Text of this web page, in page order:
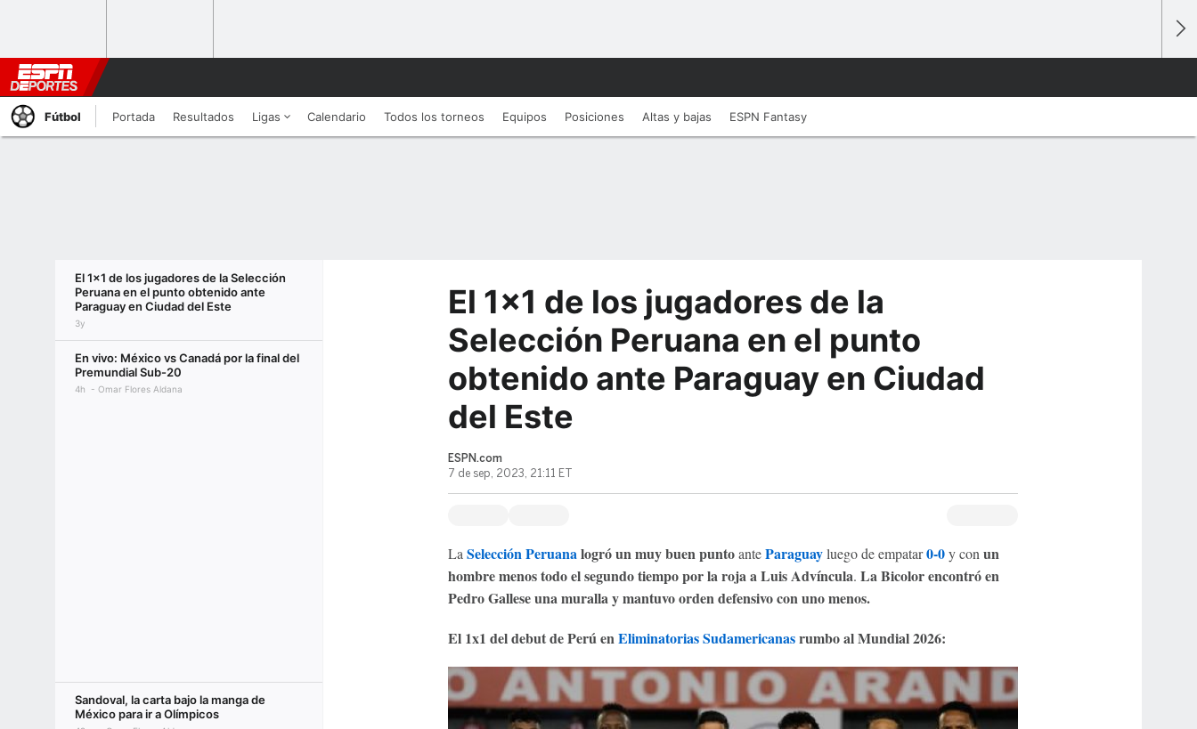
Fútbol Portada Resultados Ligas Calendario Todos los torneos Equipos Posiciones Altas y bajas ESPN Fantasy
El 1x1 de los jugadores de la Selección
Peruana en el punto obtenido ante
Paraguay en Ciudad del Este
3y
En vivo: México vs Canadá por la final del
Premundial Sub-20
4h Omar Flores Aldana
Sandoval, la carta bajo la manga de
México para ir a Olímpicos
El 1x1 de los jugadores de la
Selección Peruana en el punto
obtenido ante Paraguay en Ciudad
del Este
ESPN.com
7 de sep, 2023, 21:11 ET
La Selección Peruanalogró un muy buen puntoanteParaguayluego de empatar0-0y con un
hombre menos todo el segundo tiempo por la roja a Luis Advíncula. La Bicolor encontró en
Pedro Gallese una muralla y mantuvo orden defensivo con uno menos.
El 1x1 del debut de Perú enEliminatorias Sudamericanasrumbo al Mundial 2026: